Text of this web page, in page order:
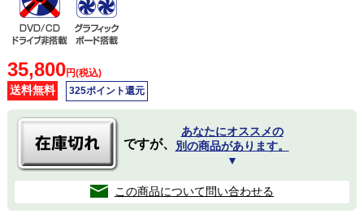
35,800円(税込)
送料無料 325ポイント還元
ですが、
あなたにオススメの
別の商品があります。
▼
この商品について問い合わせる